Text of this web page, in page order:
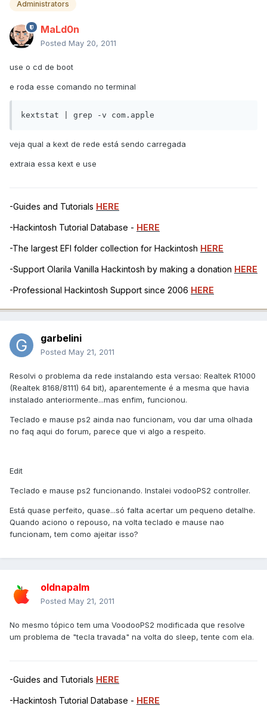
Administrators
MaLd0n
Posted May 20, 2011
use o cd de boot
e roda esse comando no terminal
kextstat | grep -v com.apple
veja qual a kext de rede está sendo carregada
extraia essa kext e use
-Guides and Tutorials HERE
-Hackintosh Tutorial Database - HERE
-The largest EFI folder collection for Hackintosh HERE
-Support Olarila Vanilla Hackintosh by making a donation HERE
-Professional Hackintosh Support since 2006 HERE
garbelini
Posted May 21, 2011
Resolvi o problema da rede instalando esta versao: Realtek R1000
(Realtek 8168/8111) 64 bit), aparentemente é a mesma que havia
instalado anteriormente...mas enfim, funcionou.
Teclado e mause ps2 ainda nao funcionam, vou dar uma olhada
no faq aqui do forum, parece que vi algo a respeito.
Edit
Teclado e mause ps2 funcionando. Instalei vodooPS2 controller.
Está quase perfeito, quase...só falta acertar um pequeno detalhe.
Quando aciono o repouso, na volta teclado e mause nao
funcionam, tem como ajeitar isso?
oldnapalm
Posted May 21, 2011
No mesmo tópico tem uma VoodooPS2 modificada que resolve
um problema de "tecla travada" na volta do sleep, tente com ela.
-Guides and Tutorials HERE
-Hackintosh Tutorial Database - HERE